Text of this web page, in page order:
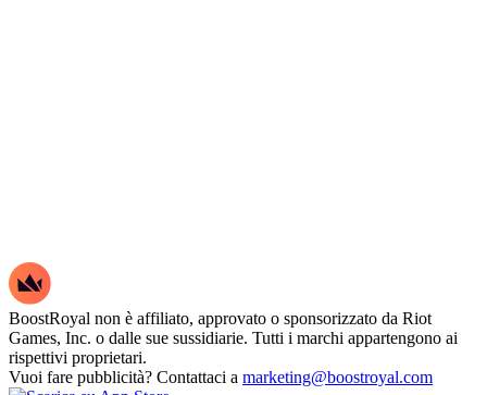
BoostRoyal non è affiliato, approvato o sponsorizzato da Riot
Games, Inc. o dalle sue sussidiarie. Tutti i marchi appartengono ai
rispettivi proprietari.
Vuoi fare pubblicità? Contattaci a marketing@boostroyal.com